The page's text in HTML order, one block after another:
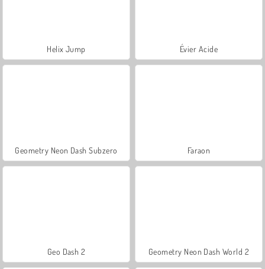
Helix Jump Évier Acide
Geometry Neon Dash Subzero Faraon
Geo Dash 2 Geometry Neon Dash World 2